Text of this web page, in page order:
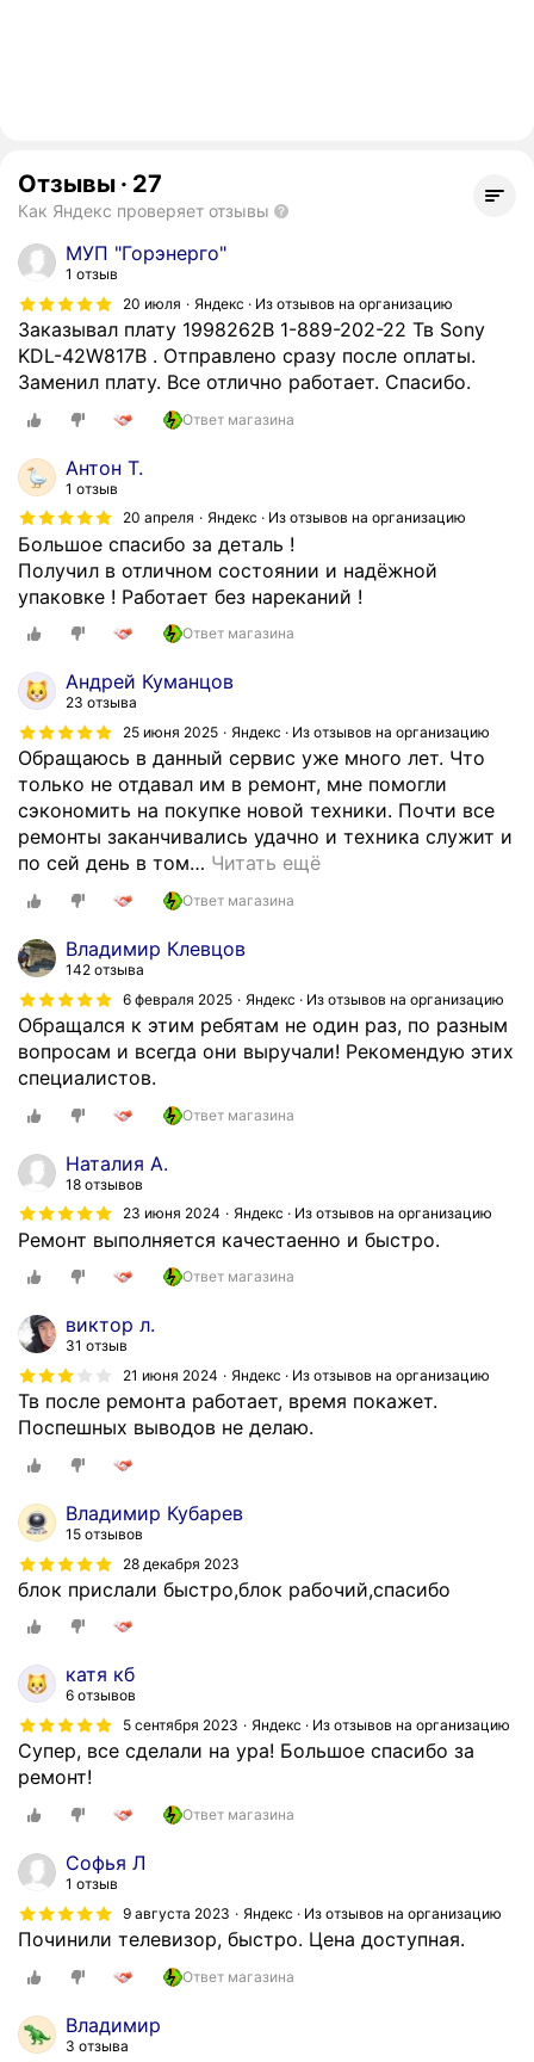
Отзывы · 27
Как Яндекс проверяет отзывы
МУП "Горэнерго"
1 отзыв
20 июля
Яндекс · Из отзывов на организацию
Заказывал плату 1998262B 1-889-202-22 Тв Sony
KDL-42W817B . Отправлено сразу после оплаты.
Заменил плату. Все отлично работает. Спасибо.
Ответ магазина
Антон Т.
1 отзыв
20 апреля
Яндекс · Из отзывов на организацию
Большое спасибо за деталь !
Получил в отличном состоянии и надёжной
упаковке ! Работает без нареканий !
Ответ магазина
Андрей Куманцов
23 отзыва
25 июня 2025
Яндекс · Из отзывов на организацию
Обращаюсь в данный сервис уже много лет. Что
только не отдавал им в ремонт, мне помогли
сэкономить на покупке новой техники. Почти все
ремонты заканчивались удачно и техника служит и
по сей день в том… Читать ещё
Ответ магазина
Владимир Клевцов
142 отзыва
6 февраля 2025
Яндекс · Из отзывов на организацию
Обращался к этим ребятам не один раз, по разным
вопросам и всегда они выручали! Рекомендую этих
специалистов.
Ответ магазина
Наталия А.
18 отзывов
23 июня 2024
Яндекс · Из отзывов на организацию
Ремонт выполняется качестаенно и быстро.
Ответ магазина
виктор л.
31 отзыв
21 июня 2024
Яндекс · Из отзывов на организацию
Тв после ремонта работает, время покажет.
Поспешных выводов не делаю.
Владимир Кубарев
15 отзывов
28 декабря 2023
блок прислали быстро,блок рабочий,спасибо
катя кб
6 отзывов
5 сентября 2023
Яндекс · Из отзывов на организацию
Супер, все сделали на ура! Большое спасибо за
ремонт!
Ответ магазина
Софья Л
1 отзыв
9 августа 2023
Яндекс · Из отзывов на организацию
Починили телевизор, быстро. Цена доступная.
Ответ магазина
Владимир
3 отзыва